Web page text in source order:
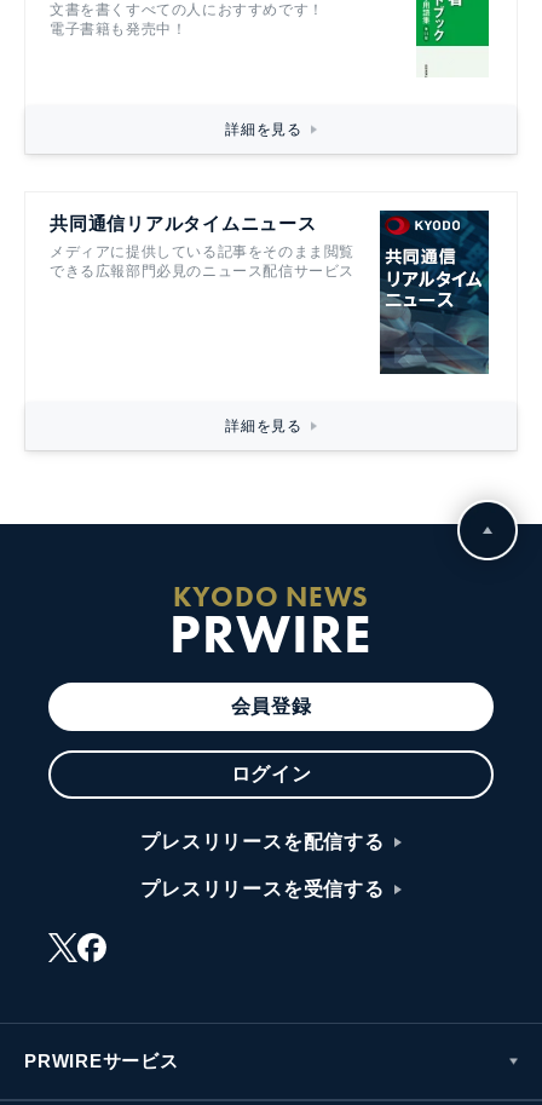
文書を書くすべての人におすすめです！
電子書籍も発売中！
詳細を見る
共同通信リアルタイムニュース
メディアに提供している記事をそのまま閲覧
できる広報部門必見のニュース配信サービス
詳細を見る
KYODO NEWS
PRWIRE
会員登録
ログイン
プレスリリースを配信する
プレスリリースを受信する
PRWIREサービス